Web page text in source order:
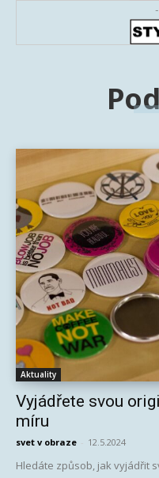
Aktuality
Vyjádřete svou
míru
svet v obraze 12.5.2024
Hledáte způsob, jak vyjádřit